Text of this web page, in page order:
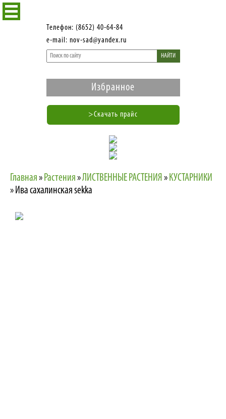
Телефон: (8652) 40-64-84
e-mail: nov-sad@yandex.ru
НАЙТИ
Избранное
>Скачать прайс
Главная» Растения»ЛИСТВЕННЫЕ РАСТЕНИЯ » КУСТАРНИКИ
» Ива сахалинская sekka